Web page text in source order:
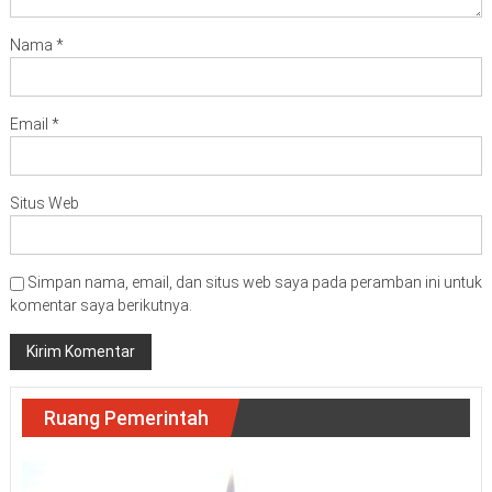
Nama *
Email *
Situs Web
Simpan nama, email, dan situs web saya pada peramban ini untuk
komentar saya berikutnya.
Ruang Pemerintah